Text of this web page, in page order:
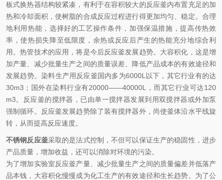
板式换热器结构较紧凑，有利于在容积较大的反应釜内布置充足的加
热和冷却面积，使树脂的合成反应过程进行得更加均匀、稳定。合理
地利用热能，选择好的工艺操作条件，加强保温措施，提高传热效
率，使热损失降至低限度，余热或反应后产生的热能充分地综合利
用。热管技术的应用，将是今后反应釜发展趋势。大容积化，这是增
加产量、减少批量生产之间的质量误差、降低产品成本的有效途径和
发展趋势。染料生产用反应釜国内多为6000L以下，其它行业有的达
30m3；国外在染料行业有20000——40000L，而其它行业可达120
m3。反应釜的搅拌器，已由单一搅拌器发展到用双搅拌器或外加泵
强制循环。反应釜发展趋势除了装有搅拌器外，尚使釜体沿水平线旋
转，从而提高反应速度。
不锈钢反应釜采取的是法式控制，不但可以保证生产的稳固性，进步
产品质量，增加收益，还可以消除对环境的污染。
为了增加实验室反应釜产量、减少批量生产之间的质量偏差并低落产
品本钱，大容积化慢慢成为化工生产的有效途径和生长趋势。为了公